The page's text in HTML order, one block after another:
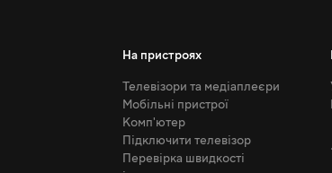
На пристроях
Телевізори та медіаплеєри
Мобільні пристрої
Комп'ютер
Підключити телевізор
Перевірка швидкості